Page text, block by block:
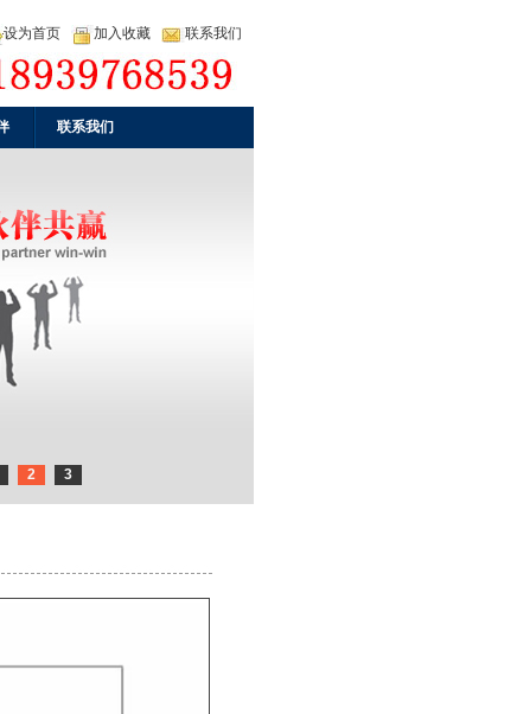
设为首页 加入收藏 联系我们
联系我们
2 3